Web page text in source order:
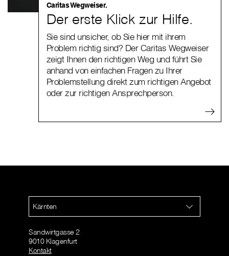
Caritas Wegweiser.
Der erste Klick zur Hilfe.
Sie sind unsicher, ob Sie hier mit ihrem
Problem richtig sind? Der Caritas Wegweiser
zeigt Ihnen den richtigen Weg und führt Sie
anhand von einfachen Fragen zu Ihrer
Problemstellung direkt zum richtigen Angebot
oder zur richtigen Ansprechperson.
Kärnten
Sandwirtgasse 2
9010 Klagenfurt
Kontakt